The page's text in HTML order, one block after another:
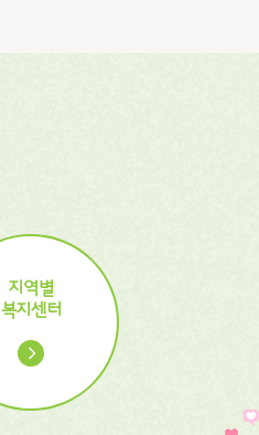
지역별
복지센터